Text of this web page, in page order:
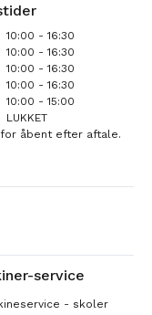
10:00 - 16:30
10:00 - 16:30
10:00 - 16:30
10:00 - 16:30
10:00 - 15:00
LUKKET
for åbent efter aftale.
service
- skoler